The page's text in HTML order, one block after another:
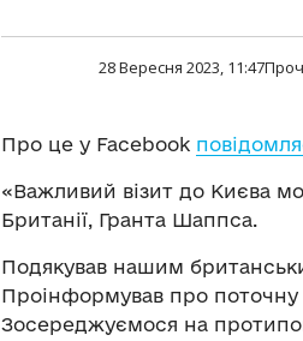
28 Вересня 2023, 11:47
Про це у Facebook
«Важливий візит до Києва
Британії, Гранта Шаппса.
Подякував нашим
Проінформував про поточну
Зосереджуємося на